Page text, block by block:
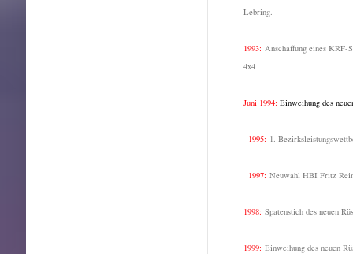
Lebring.
1993: Anschaffung eines KRF-
4x4
Juni 1994: Einweihung des
1995: 1.
1997: Neuwahl HBI Fritz
1998: Spatenstich des neuen
1999: Einweihung des neuen